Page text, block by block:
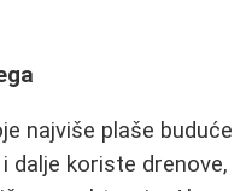
najviše plaše buduće
dalje koriste drenove,